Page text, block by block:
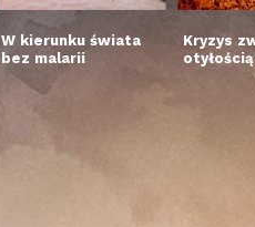
W kierunku świata
bez malarii
Kryzys